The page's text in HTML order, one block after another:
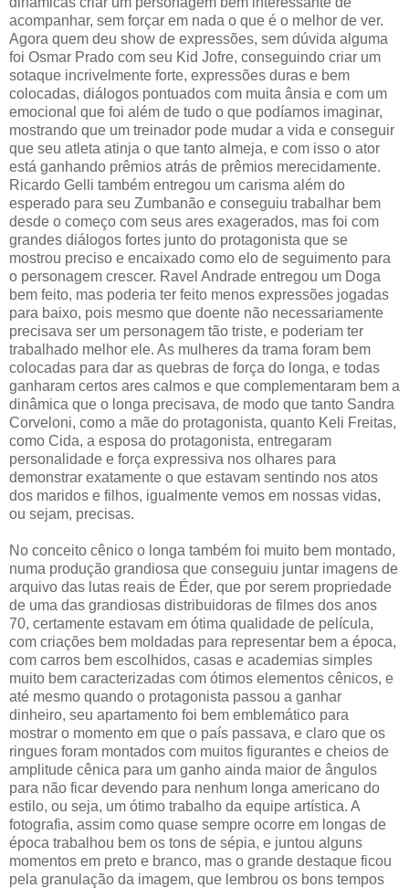
acompanhar, sem forçar em nada o que é o melhor de ver.
Agora quem deu show de expressões, sem dúvida alguma
foi Osmar Prado com seu Kid Jofre, conseguindo criar um
sotaque incrivelmente forte, expressões duras e bem
colocadas, diálogos pontuados com muita ânsia e com um
emocional que foi além de tudo o que podíamos imaginar,
mostrando que um treinador pode mudar a vida e conseguir
que seu atleta atinja o que tanto almeja, e com isso o ator
está ganhando prêmios atrás de prêmios merecidamente.
Ricardo Gelli também entregou um carisma além do
esperado para seu Zumbanão e conseguiu trabalhar bem
desde o começo com seus ares exagerados, mas foi com
grandes diálogos fortes junto do protagonista que se
mostrou preciso e encaixado como elo de seguimento para
o personagem crescer. Ravel Andrade entregou um Doga
bem feito, mas poderia ter feito menos expressões jogadas
para baixo, pois mesmo que doente não necessariamente
precisava ser um personagem tão triste, e poderiam ter
trabalhado melhor ele. As mulheres da trama foram bem
colocadas para dar as quebras de força do longa, e todas
ganharam certos ares calmos e que complementaram bem a
dinâmica que o longa precisava, de modo que tanto Sandra
Corveloni, como a mãe do protagonista, quanto Keli Freitas,
como Cida, a esposa do protagonista, entregaram
personalidade e força expressiva nos olhares para
demonstrar exatamente o que estavam sentindo nos atos
dos maridos e filhos, igualmente vemos em nossas vidas,
ou sejam, precisas.
No conceito cênico o longa também foi muito bem montado,
numa produção grandiosa que conseguiu juntar imagens de
arquivo das lutas reais de Éder, que por serem propriedade
de uma das grandiosas distribuidoras de filmes dos anos
70, certamente estavam em ótima qualidade de película,
com criações bem moldadas para representar bem a época,
com carros bem escolhidos, casas e academias simples
muito bem caracterizadas com ótimos elementos cênicos, e
até mesmo quando o protagonista passou a ganhar
dinheiro, seu apartamento foi bem emblemático para
mostrar o momento em que o país passava, e claro que os
ringues foram montados com muitos figurantes e cheios de
amplitude cênica para um ganho ainda maior de ângulos
para não ficar devendo para nenhum longa americano do
estilo, ou seja, um ótimo trabalho da equipe artística. A
fotografia, assim como quase sempre ocorre em longas de
época trabalhou bem os tons de sépia, e juntou alguns
momentos em preto e branco, mas o grande destaque ficou
pela granulação da imagem, que lembrou os bons tempos